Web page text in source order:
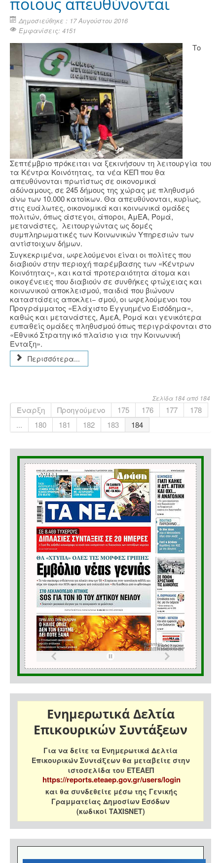
Δημοσιεύθηκε : 17 Αυγούστου 2016
Εμφανίσεις: 4151
Το
Σεπτέμβριο πρόκειται να ξεκινήσουν τη λειτουργία του
τα Κέντρα Κοινότητας, τα νέα ΚΕΠ που θα
απευθύνονται πρωτίστως σε οικονομικά
αδύναμους, σε 245 δήμους της χώρας με πληθυσμό
άνω των 10.000 κατοίκων. Θα απευθύνονται, κυρίως,
στις ευάλωτες, οικονομικά και κοινωνικά ομάδες
πολιτών, όπως άστεγοι, άποροι, ΑμΕΑ, Ρομά,
μετανάστες, λειτουργώντας ως δομές
συμπληρωματικές των Κοινωνικών Υπηρεσιών των
αντίστοιχων δήμων.
Συγκεκριμένα, ωφελούμενοι είναι οι πολίτες που
διαβιούν στην περιοχή παρέμβασης των «Κέντρων
Κοινότητας», και κατά προτεραιότητα άτομα και
οικογένειες που διαβιούν σε συνθήκες φτώχειας και
κοινωνικού αποκλεισμού, παιδιά που βιώνουν
καταστάσεις αποκλει− σμού, οι ωφελούμενοι του
Προγράμματος «Ελάχιστο Εγγυημένο Εισόδημα»,
καθώς και μετανάστες, ΑμεΑ, Ρομά και γενικότερα
ευπαθείς ομάδες πληθυσμού όπως περιγράφονται στο
«Εθνικό Στρατηγικό πλαίσιο για την Κοινωνική
Ένταξη».
Περισσότερα...
Σελίδα 184 από 184
Έναρξη Προηγούμενο 175 176 177
178
...
180 181 182 183 184
Ενημερωτικά Δελτία
Επικουρικών Συντάξεων
Για να δείτε τα Ενημερωτικά Δελτία
Επικουρικών Συντάξεων θα μεταβείτε στην
ιστοσελίδα του ΕΤΕΑΕΠ
https://reports.eteaep.gov.gr/users/login
και θα συνδεθείτε μέσω της Γενικής
Γραμματείας Δημοσίων Εσόδων
(κωδικοί TAXISNET)